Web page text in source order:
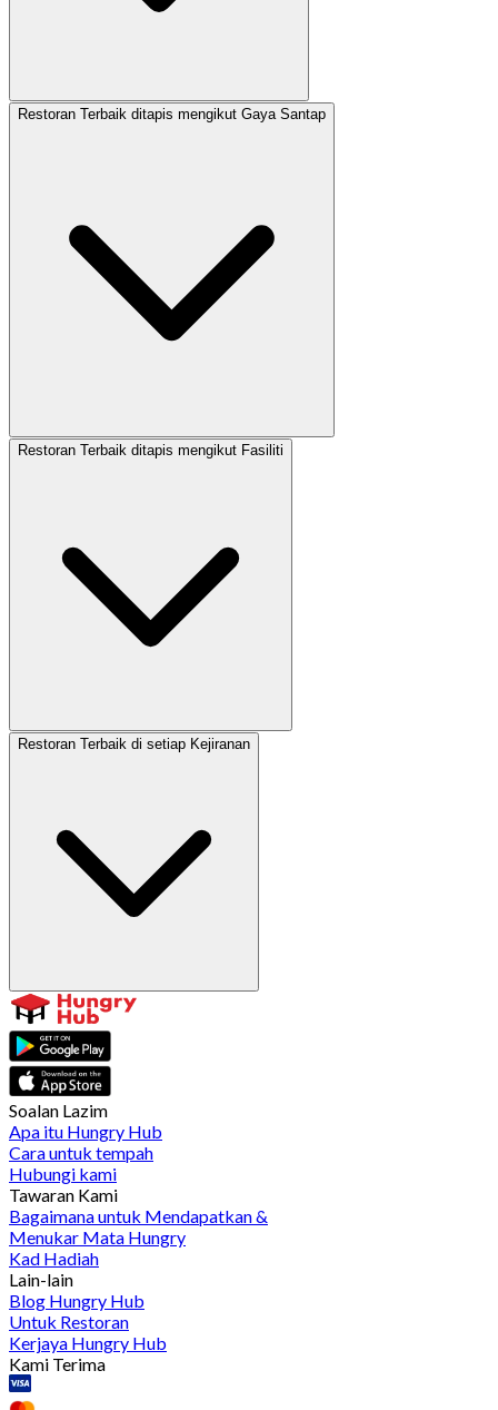
Restoran Terbaik ditapis mengikut Gaya Santap
Restoran Terbaik ditapis mengikut Fasiliti
Restoran Terbaik di setiap Kejiranan
Soalan Lazim
Apa itu Hungry Hub
Cara untuk tempah
Hubungi kami
Tawaran Kami
Bagaimana untuk Mendapatkan &
Menukar Mata Hungry
Kad Hadiah
Lain-lain
Blog Hungry Hub
Untuk Restoran
Kerjaya Hungry Hub
Kami Terima